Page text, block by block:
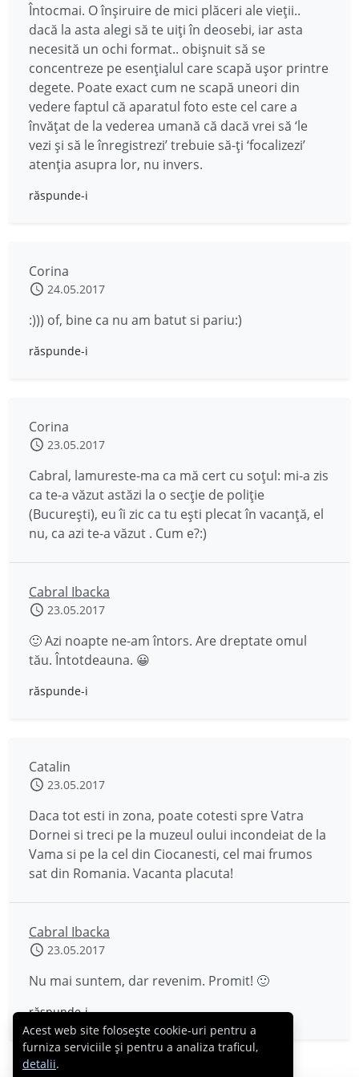
Întocmai. O înșiruire de mici plăceri ale vieții..
dacă la asta alegi să te uiți în deosebi, iar asta
necesită un ochi format.. obișnuit să se
concentreze pe esențialul care scapă ușor printre
degete. Poate exact cum ne scapă uneori din
vedere faptul că aparatul foto este cel care a
învățat de la vederea umană că dacă vrei să ‘le
vezi și să le înregistrezi’ trebuie să-ți ‘focalizezi’
atenția asupra lor, nu invers.
răspunde-i
Corina
24.05.2017
:))) of, bine ca nu am batut si pariu:)
răspunde-i
Corina
23.05.2017
Cabral, lamureste-ma ca mă cert cu soțul: mi-a zis
ca te-a văzut astăzi la o secție de poliție
(București), eu îi zic ca tu ești plecat în vacanță, el
nu, ca azi te-a văzut . Cum e?:)
Cabral Ibacka
23.05.2017
🙂 Azi noapte ne-am întors. Are dreptate omul
tău. Întotdeauna. 😀
răspunde-i
Catalin
23.05.2017
Daca tot esti in zona, poate cotesti spre Vatra
Dornei si treci pe la muzeul oului incondeiat de la
Vama si pe la cel din Ciocanesti, cel mai frumos
sat din Romania. Vacanta placuta!
Cabral Ibacka
23.05.2017
Nu mai suntem, dar revenim. Promit! 🙂
răspunde-i
Acest web site folosește cookie-uri pentru a
furniza serviciile și pentru a analiza traficul,
detalii.